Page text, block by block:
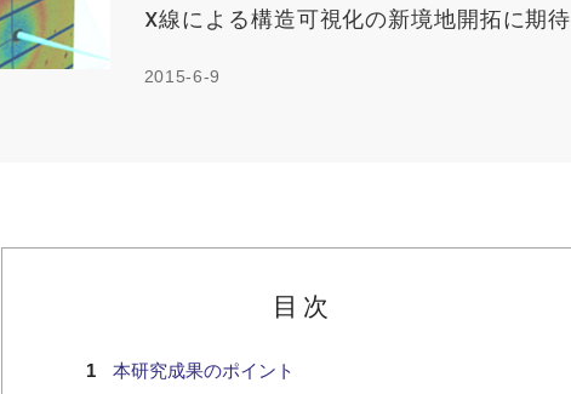
X線による構造可視化の新境地開拓に期待
2015-6-9
目次
本研究成果のポイント